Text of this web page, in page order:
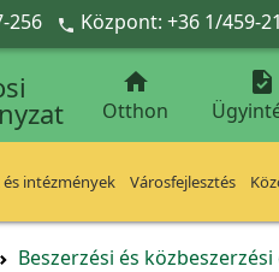
256  Központ: +36 1/459-

Otthon

intézmények Városfejlesztés
Beszerzési és